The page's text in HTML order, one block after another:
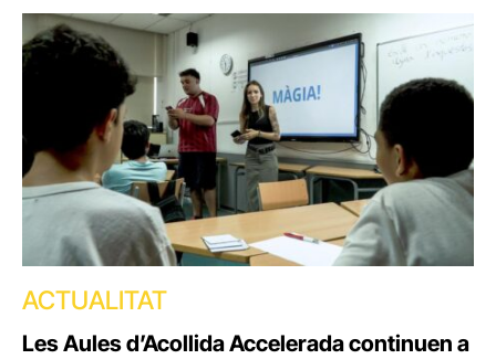
ACTUALITAT
Les Aules d’Acollida Accelerada continuen a